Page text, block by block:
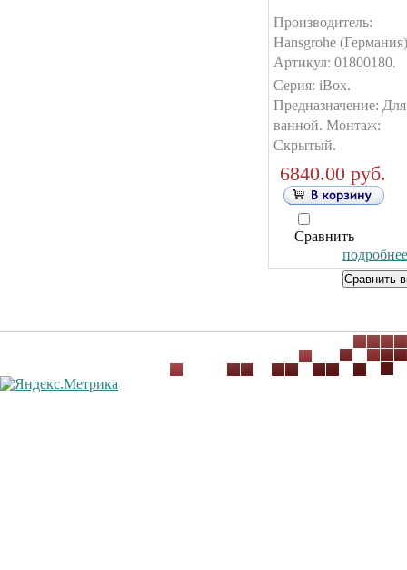
Производитель:
Hansgrohe
Артикул: 01800180.
Серия: iBox.
Предназначение: Для
ванной. Монтаж:
Скрытый.
6840.00 руб.
Сравнить